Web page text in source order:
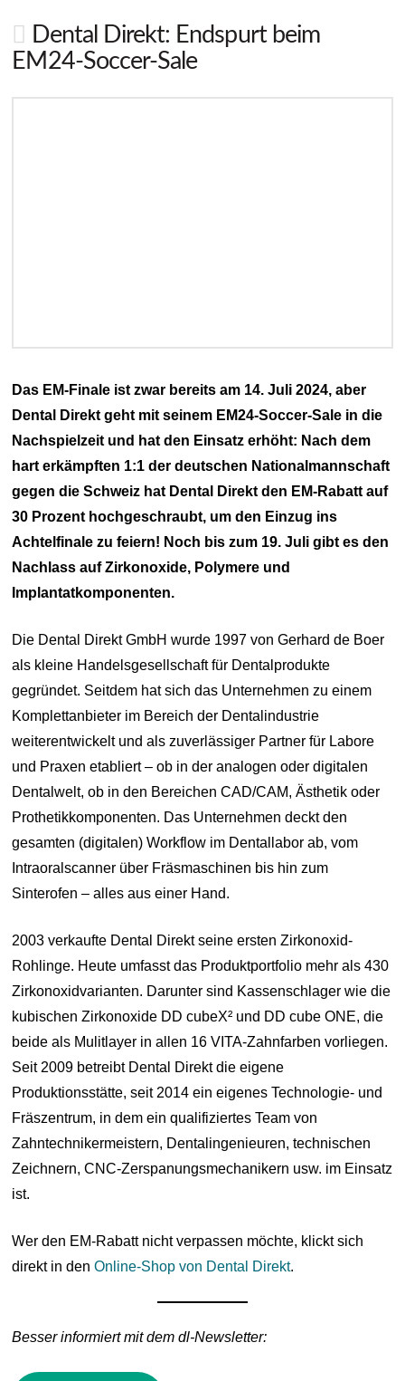
Dental Direkt: Endspurt beim
EM24-Soccer-Sale
Das EM-Finale ist zwar bereits am 14. Juli 2024, aber
Dental Direkt geht mit seinem EM24-Soccer-Sale in die
Nachspielzeit und hat den Einsatz erhöht: Nach dem
hart erkämpften 1:1 der deutschen Nationalmannschaft
gegen die Schweiz hat Dental Direkt den EM-Rabatt auf
30 Prozent hochgeschraubt, um den Einzug ins
Achtelfinale zu feiern! Noch bis zum 19. Juli gibt es den
Nachlass auf Zirkonoxide, Polymere und
Implantatkomponenten.
Die Dental Direkt GmbH wurde 1997 von Gerhard de Boer
als kleine Handelsgesellschaft für Dentalprodukte
gegründet. Seitdem hat sich das Unternehmen zu einem
Komplettanbieter im Bereich der Dentalindustrie
weiterentwickelt und als zuverlässiger Partner für Labore
und Praxen etabliert – ob in der analogen oder digitalen
Dentalwelt, ob in den Bereichen CAD/CAM, Ästhetik oder
Prothetikkomponenten. Das Unternehmen deckt den
gesamten (digitalen) Workflow im Dentallabor ab, vom
Intraoralscanner über Fräsmaschinen bis hin zum
Sinterofen – alles aus einer Hand.
2003 verkaufte Dental Direkt seine ersten Zirkonoxid-
Rohlinge. Heute umfasst das Produktportfolio mehr als 430
Zirkonoxidvarianten. Darunter sind Kassenschlager wie die
kubischen Zirkonoxide DD cubeX² und DD cube ONE, die
beide als Mulitlayer in allen 16 VITA-Zahnfarben vorliegen.
Seit 2009 betreibt Dental Direkt die eigene
Produktionsstätte, seit 2014 ein eigenes Technologie- und
Fräszentrum, in dem ein qualifiziertes Team von
Zahntechnikermeistern, Dentalingenieuren, technischen
Zeichnern, CNC-Zerspanungsmechanikern usw. im Einsatz
ist.
Wer den EM-Rabatt nicht verpassen möchte, klickt sich
direkt in denOnline-Shop von Dental Direkt.
Besser informiert mit dem dl-Newsletter: